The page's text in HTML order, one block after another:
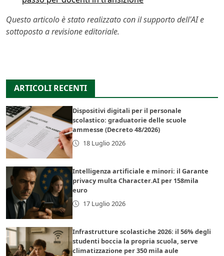
Questo articolo è stato realizzato con il supporto dell'AI e
sottoposto a revisione editoriale.
ARTICOLI RECENTI
Dispositivi digitali per il personale
scolastico: graduatorie delle scuole
ammesse (Decreto 48/2026)
18 Luglio 2026
Intelligenza artificiale e minori: il Garante
privacy multa Character.AI per 158mila
euro
17 Luglio 2026
Infrastrutture scolastiche 2026: il 56% degli
studenti boccia la propria scuola, serve
climatizzazione per 350 mila aule